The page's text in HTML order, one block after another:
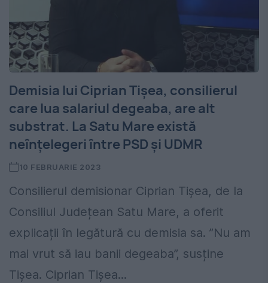
Demisia lui Ciprian Tișea, consilierul
care lua salariul degeaba, are alt
substrat. La Satu Mare există
neînțelegeri între PSD și UDMR
10 FEBRUARIE 2023
Consilierul demisionar Ciprian Tișea, de la
Consiliul Județean Satu Mare, a oferit
explicații în legătură cu demisia sa. ”Nu am
mai vrut să iau banii degeaba”, susține
Tișea. Ciprian Tișea...